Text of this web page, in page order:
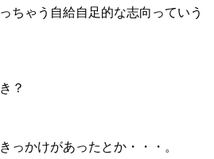
ちゃう自給自足的な志向っていう
？
かけがあったとか・・・。